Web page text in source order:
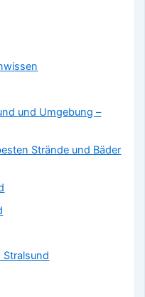
und Umgebung –
Strände und Bäder